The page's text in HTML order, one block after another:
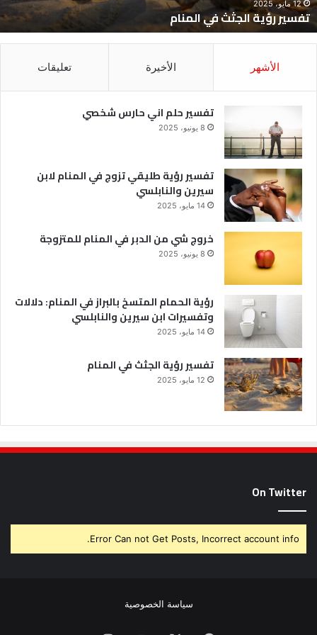
12 مايو، 2025
تفسير رؤية الجثث في المنام
الأشهر الأخيرة تعليقات
تفسير حلم اني حارس شخصي
8 يونيو، 2025
تفسير رؤية طليقي تزوج في المنام لابن
سيرين والنابلسي
14 مايو، 2025
خروج شي من الدبر في المنام للمتزوجة
8 يونيو، 2025
رؤية الحمام المتسخ بالبراز في المنام: دلالات
وتفسيرات ابن سيرين والنابلسي
14 مايو، 2025
تفسير رؤية الجثث في المنام
12 مايو، 2025
On Twitter
Error Can not Get Posts, Incorrect account info.
سياسة الخصوصية